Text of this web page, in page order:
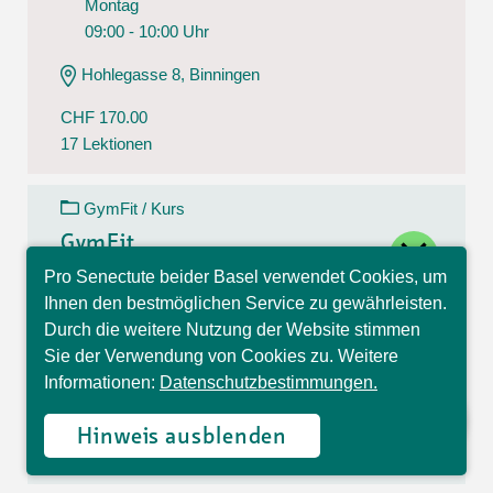
Montag
09:00 - 10:00 Uhr
Hohlegasse 8, Binningen
CHF 170.00
17 Lektionen
GymFit / Kurs
GymFit
10.08.26 - 14.12.26
Montag
09:15 - 10:15 Uhr
Gillmatten 1, Duggingen
CHF 170.00
17 Lektionen
Pro Senectute beider Basel verwendet Cookies, um
Ihnen den bestmöglichen Service zu gewährleisten.
Durch die weitere Nutzung der Website stimmen
Sie der Verwendung von Cookies zu. Weitere
Informationen: Datenschutzbestimmungen.
Hinweis ausblenden
Hallo, ich bin Sophia und
beantworte gerne Ihre
Fragen.
close